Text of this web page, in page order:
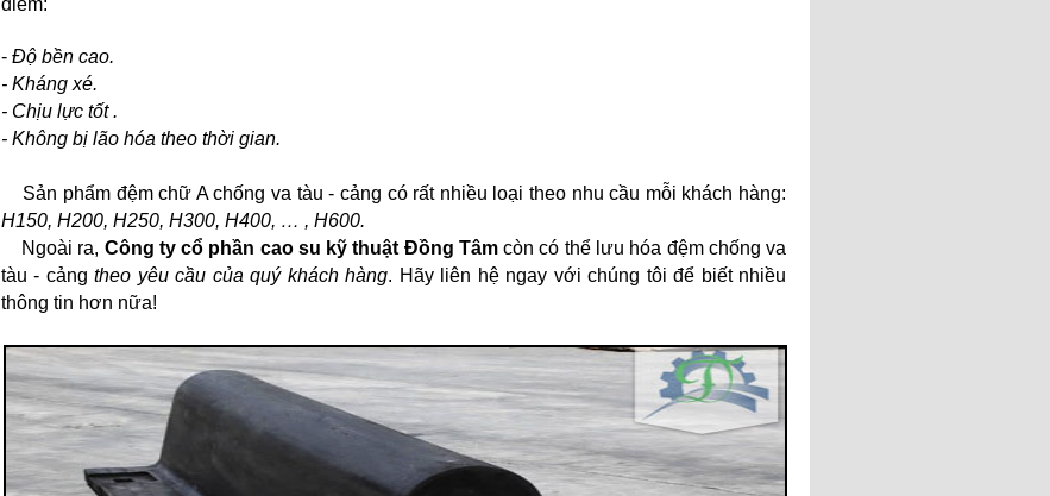
điểm:
- Độ bền cao.
- Kháng xé.
- Chịu lực tốt .
- Không bị lão hóa theo thời gian.
Sản phẩm đệm chữ A chống va tàu - cảng có rất nhiều loại theo nhu cầu mỗi khách hàng:
H150, H200, H250, H300, H400, … , H600.
Ngoài ra, Công ty cổ phần cao su kỹ thuật Đồng Tâmcòn có thể lưu hóa đệm chống va
tàu - cảngtheo yêu cầu của quý khách hàng. Hãy liên hệ ngay với chúng tôi để biết nhiều
thông tin hơn nữa!